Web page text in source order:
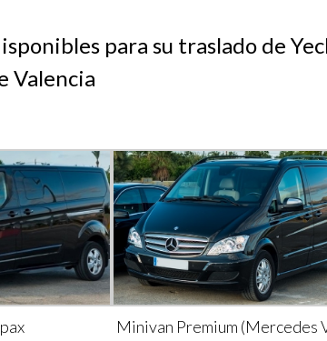
para su traslado de
Valencia
Minivan Premium (Mercedes